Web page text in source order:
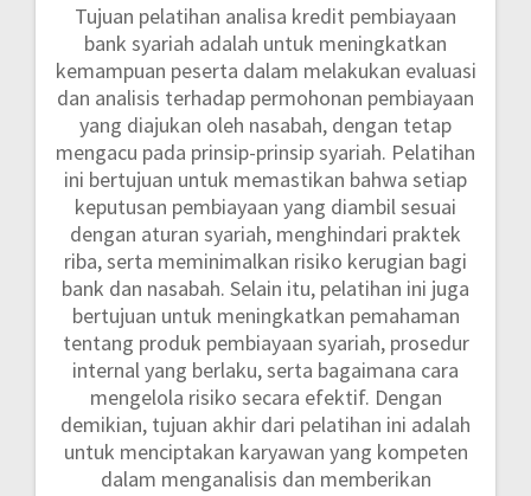
Tujuan pelatihan analisa kredit pembiayaan
bank syariah adalah untuk meningkatkan
kemampuan peserta dalam melakukan evaluasi
dan analisis terhadap permohonan pembiayaan
yang diajukan oleh nasabah, dengan tetap
mengacu pada prinsip-prinsip syariah. Pelatihan
ini bertujuan untuk memastikan bahwa setiap
keputusan pembiayaan yang diambil sesuai
dengan aturan syariah, menghindari praktek
riba, serta meminimalkan risiko kerugian bagi
bank dan nasabah. Selain itu, pelatihan ini juga
bertujuan untuk meningkatkan pemahaman
tentang produk pembiayaan syariah, prosedur
internal yang berlaku, serta bagaimana cara
mengelola risiko secara efektif. Dengan
demikian, tujuan akhir dari pelatihan ini adalah
untuk menciptakan karyawan yang kompeten
dalam menganalisis dan memberikan